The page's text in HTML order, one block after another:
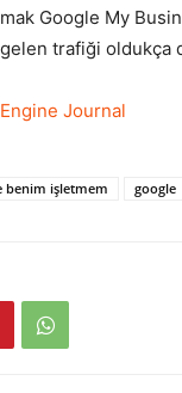
Google My
trafiği oldukça
Journal
benim işletmem google